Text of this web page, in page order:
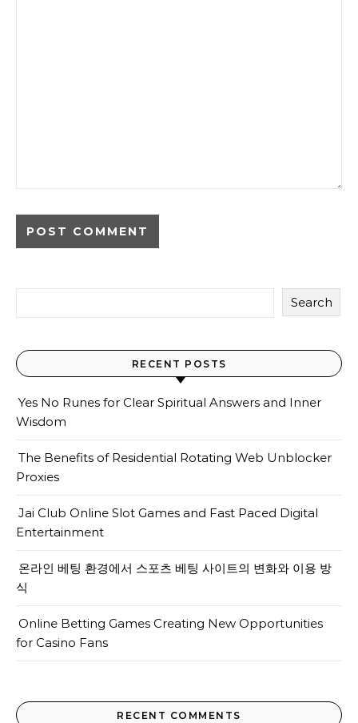
Search
RECENT POSTS
Yes No Runes for Clear Spiritual Answers and Inner
Wisdom
The Benefits of Residential Rotating Web Unblocker
Proxies
Jai Club Online Slot Games and Fast Paced Digital
Entertainment
온라인 베팅 환경에서 스포츠 베팅 사이트의 변화와 이용 방
식
Online Betting Games Creating New Opportunities
for Casino Fans
RECENT COMMENTS